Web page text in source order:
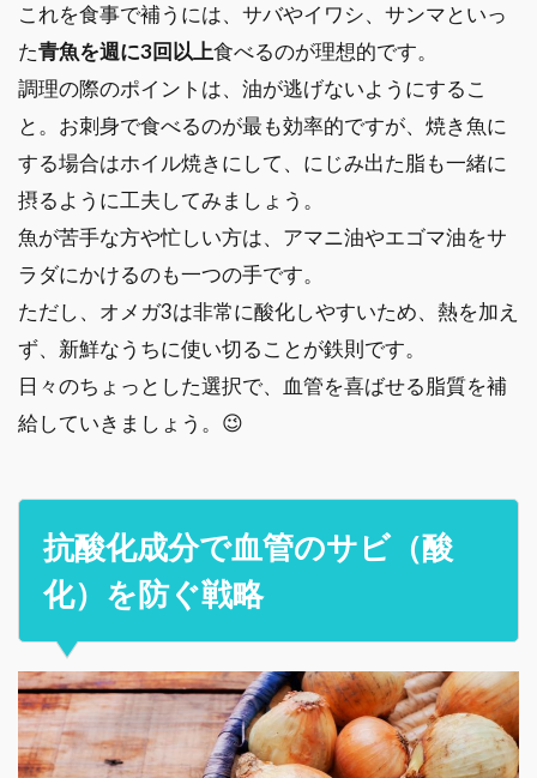
これを食事で補うには、サバやイワシ、サンマといっ
た青魚を週に3回以上食べるのが理想的です。
調理の際のポイントは、油が逃げないようにするこ
と。お刺身で食べるのが最も効率的ですが、焼き魚に
する場合はホイル焼きにして、にじみ出た脂も一緒に
摂るように工夫してみましょう。
魚が苦手な方や忙しい方は、アマニ油やエゴマ油をサ
ラダにかけるのも一つの手です。
ただし、オメガ3は非常に酸化しやすいため、熱を加え
ず、新鮮なうちに使い切ることが鉄則です。
日々のちょっとした選択で、血管を喜ばせる脂質を補
給していきましょう。😉
抗酸化成分で血管のサビ（酸
化）を防ぐ戦略